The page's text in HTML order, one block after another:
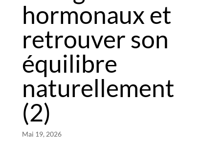
hormonaux et
retrouver son
équilibre
naturellement
(2)
Mai 19, 2026